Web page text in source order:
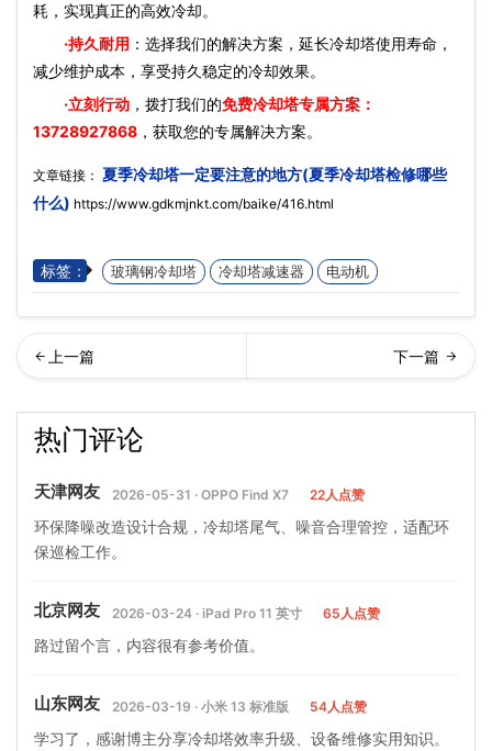
耗，实现真正的高效冷却。
·持久耐用 ：选择我们的解决方案，延长冷却塔使用寿命，
减少维护成本，享受持久稳定的冷却效果。
·立刻行动 ，拨打我们的免费冷却塔专属方案：
13728927868 ，获取您的专属解决方案。
文章链接： 夏季冷却塔一定要注意的地方(夏季冷却塔检修哪些
什么) https://www.gdkmjnkt.com/baike/416.html
标签： 玻璃钢冷却塔 冷却塔减速器 电动机
却塔清洗费用明细)…
热门评论
天津网友 2026-05-31 · OPPO Find X7 22人点赞
环保降噪改造设计合规，冷却塔尾气、噪音合理管控，适配环
保巡检工作。
北京网友 2026-03-24 · iPad Pro 11 英寸 65人点赞
路过留个言，内容很有参考价值。
山东网友 2026-03-19 · 小米 13 标准版 54人点赞
学习了，感谢博主分享冷却塔效率升级、设备维修实用知识。